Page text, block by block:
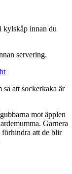
kylskåp innan du
servering.
att sockerkaka är
mot äpplen
Garnera
att de blir